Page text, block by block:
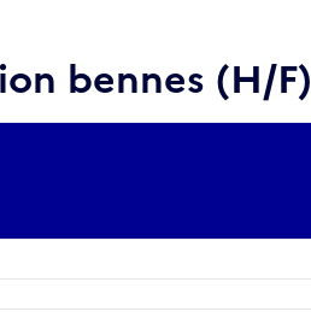
bennes (H/F)